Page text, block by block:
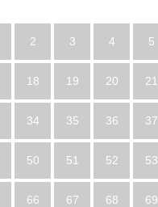
2 3 4 5
18 19 20 21
34 35 36 37
50 51 52 53
66 67 68 69